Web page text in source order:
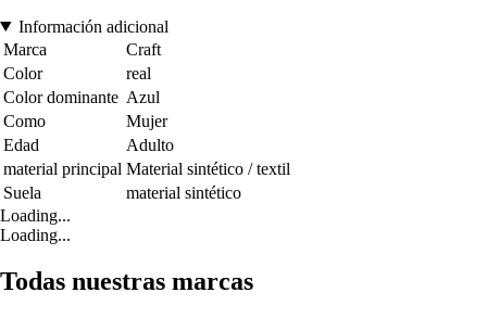
Información adicional
Marca
Craft
Color
real
Color dominante Azul
Como
Mujer
Edad
Adulto
material principal Material sintético / textil
Suela
material sintético
Loading...
Loading...
Todas nuestras marcas